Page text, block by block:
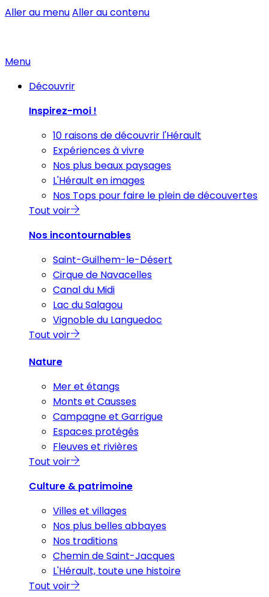
Aller au menuAller au contenu
Menu
Découvrir
Inspirez-moi !
10 raisons de découvrir l'Hérault
Expériences à vivre
Nos plus beaux paysages
L'Hérault en images
Nos Tops pour faire le plein de découvertes
Tout voir
Nos incontournables
Saint-Guilhem-le-Désert
Cirque de Navacelles
Canal du Midi
Lac du Salagou
Vignoble du Languedoc
Tout voir
Nature
Mer et étangs
Monts et Causses
Campagne et Garrigue
Espaces protégés
Fleuves et rivières
Tout voir
Culture & patrimoine
Villes et villages
Nos plus belles abbayes
Nos traditions
Chemin de Saint-Jacques
L'Hérault, toute une histoire
Tout voir